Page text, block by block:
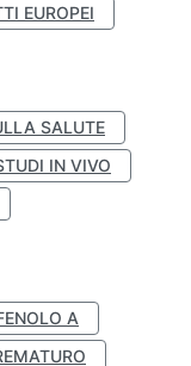
EUROPEI
SALUTE
IN VIVO
A